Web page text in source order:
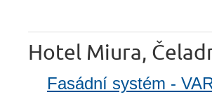
Hotel Miura,
Fasádní systém -